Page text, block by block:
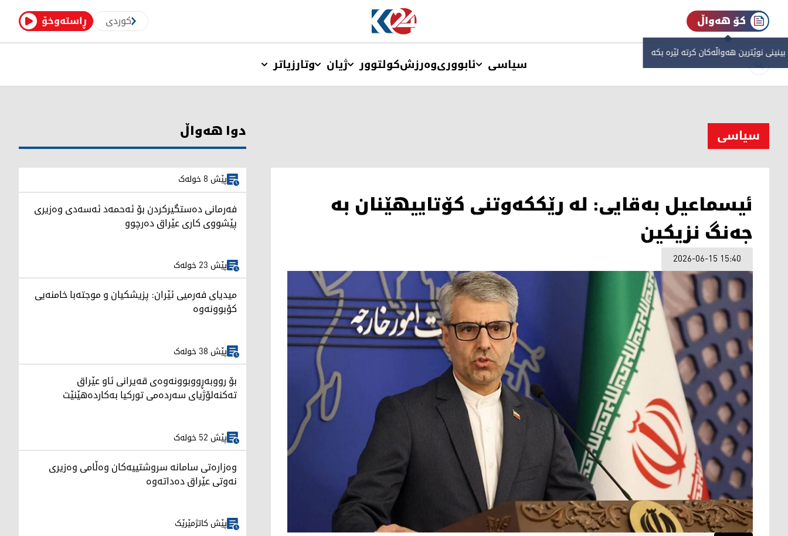
ڕاستەوخۆ کوردی کۆ هەواڵ
نوێترین هەواڵەکان کرتە لێرە بکە
سیاسی ئابووریوەرزشکولتوور ژیان وتارزیاتر
سیاسی
ئیسماعیل بەقایی: لە رێککەوتنی کۆتاییهێنان بە
جەنگ نزیکین
2026-06-15 15:40
دوا هەواڵ
پێش 8 خولەک
فەرمانی دەستگیرکردن بۆ ئەحمەد ئەسەدی وەزیری
پێشووی کاری عێراق دەرچوو
پێش 23 خولەک
میدیای فەرمیی ئێران: پزیشکیان و موجتەبا خامنەیی
کۆبوونەوە
پێش 38 خولەک
بۆ رووبەڕووبوونەوەی قەیرانی ئاو عێراق
تەکنەلۆژیای سەردەمی تورکیا بەکاردەهێنێت
پێش 52 خولەک
وەزارەتی سامانە سروشتییەکان وەڵامی وەزیری
نەوتی عێراق دەداتەوە
پێش کاتژمێرێک